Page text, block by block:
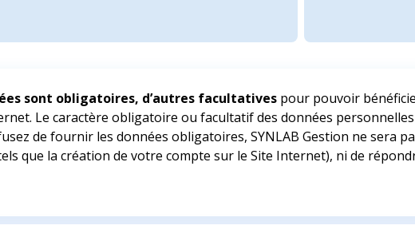
sont obligatoires, d’autres facultatives pour pouvoir
Le caractère obligatoire ou facultatif des données
de fournir les données obligatoires, SYNLAB Gestion ne sera
que la création de votre compte sur le Site Internet), ni de